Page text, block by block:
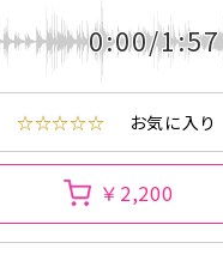
0:00/1:57
☆☆☆☆☆ お気に入り
￥2,200